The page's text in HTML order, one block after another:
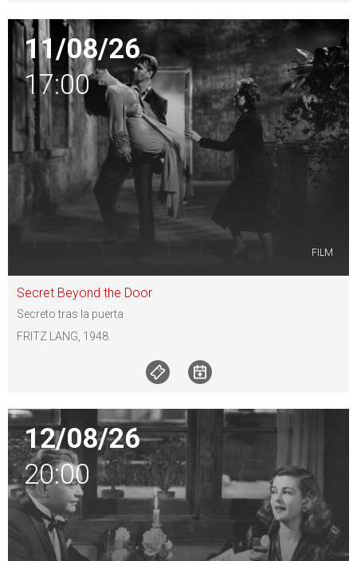
11/08/26
17:00
FILM
Secret Beyond the Door
Secreto tras la puerta
FRITZ LANG, 1948.
12/08/26
20:00